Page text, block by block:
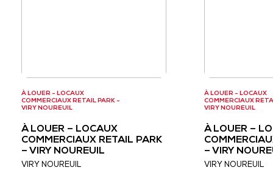
À LOUER - LOCAUX
COMMERCIAUX RETAIL PARK -
VIRY NOUREUIL
À LOUER – LOCAUX
COMMERCIAUX RETAIL PARK
– VIRY NOUREUIL
VIRY NOUREUIL
À LOUER - LOCAUX
COMMERCIAUX
VIRY NOUREUIL
À LOUER –
– VIRY
VIRY NOUREUIL